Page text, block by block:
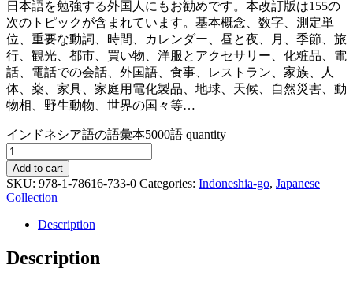
日本語を勉強する外国人にもお勧めです。本改訂版は155の
次のトピックが含まれています。基本概念、数字、測定単
位、重要な動詞、時間、カレンダー、昼と夜、月、季節、旅
行、観光、都市、買い物、洋服とアクセサリー、化粧品、電
話、電話での会話、外国語、食事、レストラン、家族、人
体、薬、家具、家庭用電化製品、地球、天候、自然災害、動
物相、野生動物、世界の国々等…
インドネシア語の語彙本5000語 quantity
Add to cart
SKU: 978-1-78616-733-0 Categories: Indoneshia-go, Japanese
Collection
Description
Description